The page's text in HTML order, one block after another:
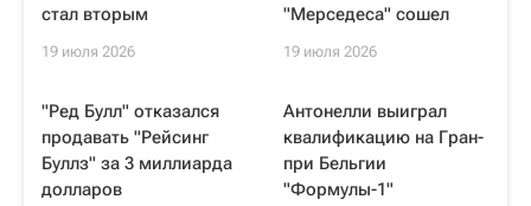
стал вторым
19 июля 2026
"Мерседеса" сошел
19 июля 2026
"Ред Булл" отказался
продавать "Рейсинг
Буллз" за 3 миллиарда
долларов
Антонелли выиграл
квалификацию на Гран-
при Бельгии
"Формулы-1"